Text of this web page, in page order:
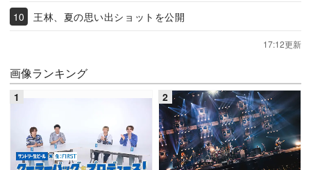
王林、夏の思い出ショットを公開
17:12更新
画像ランキング